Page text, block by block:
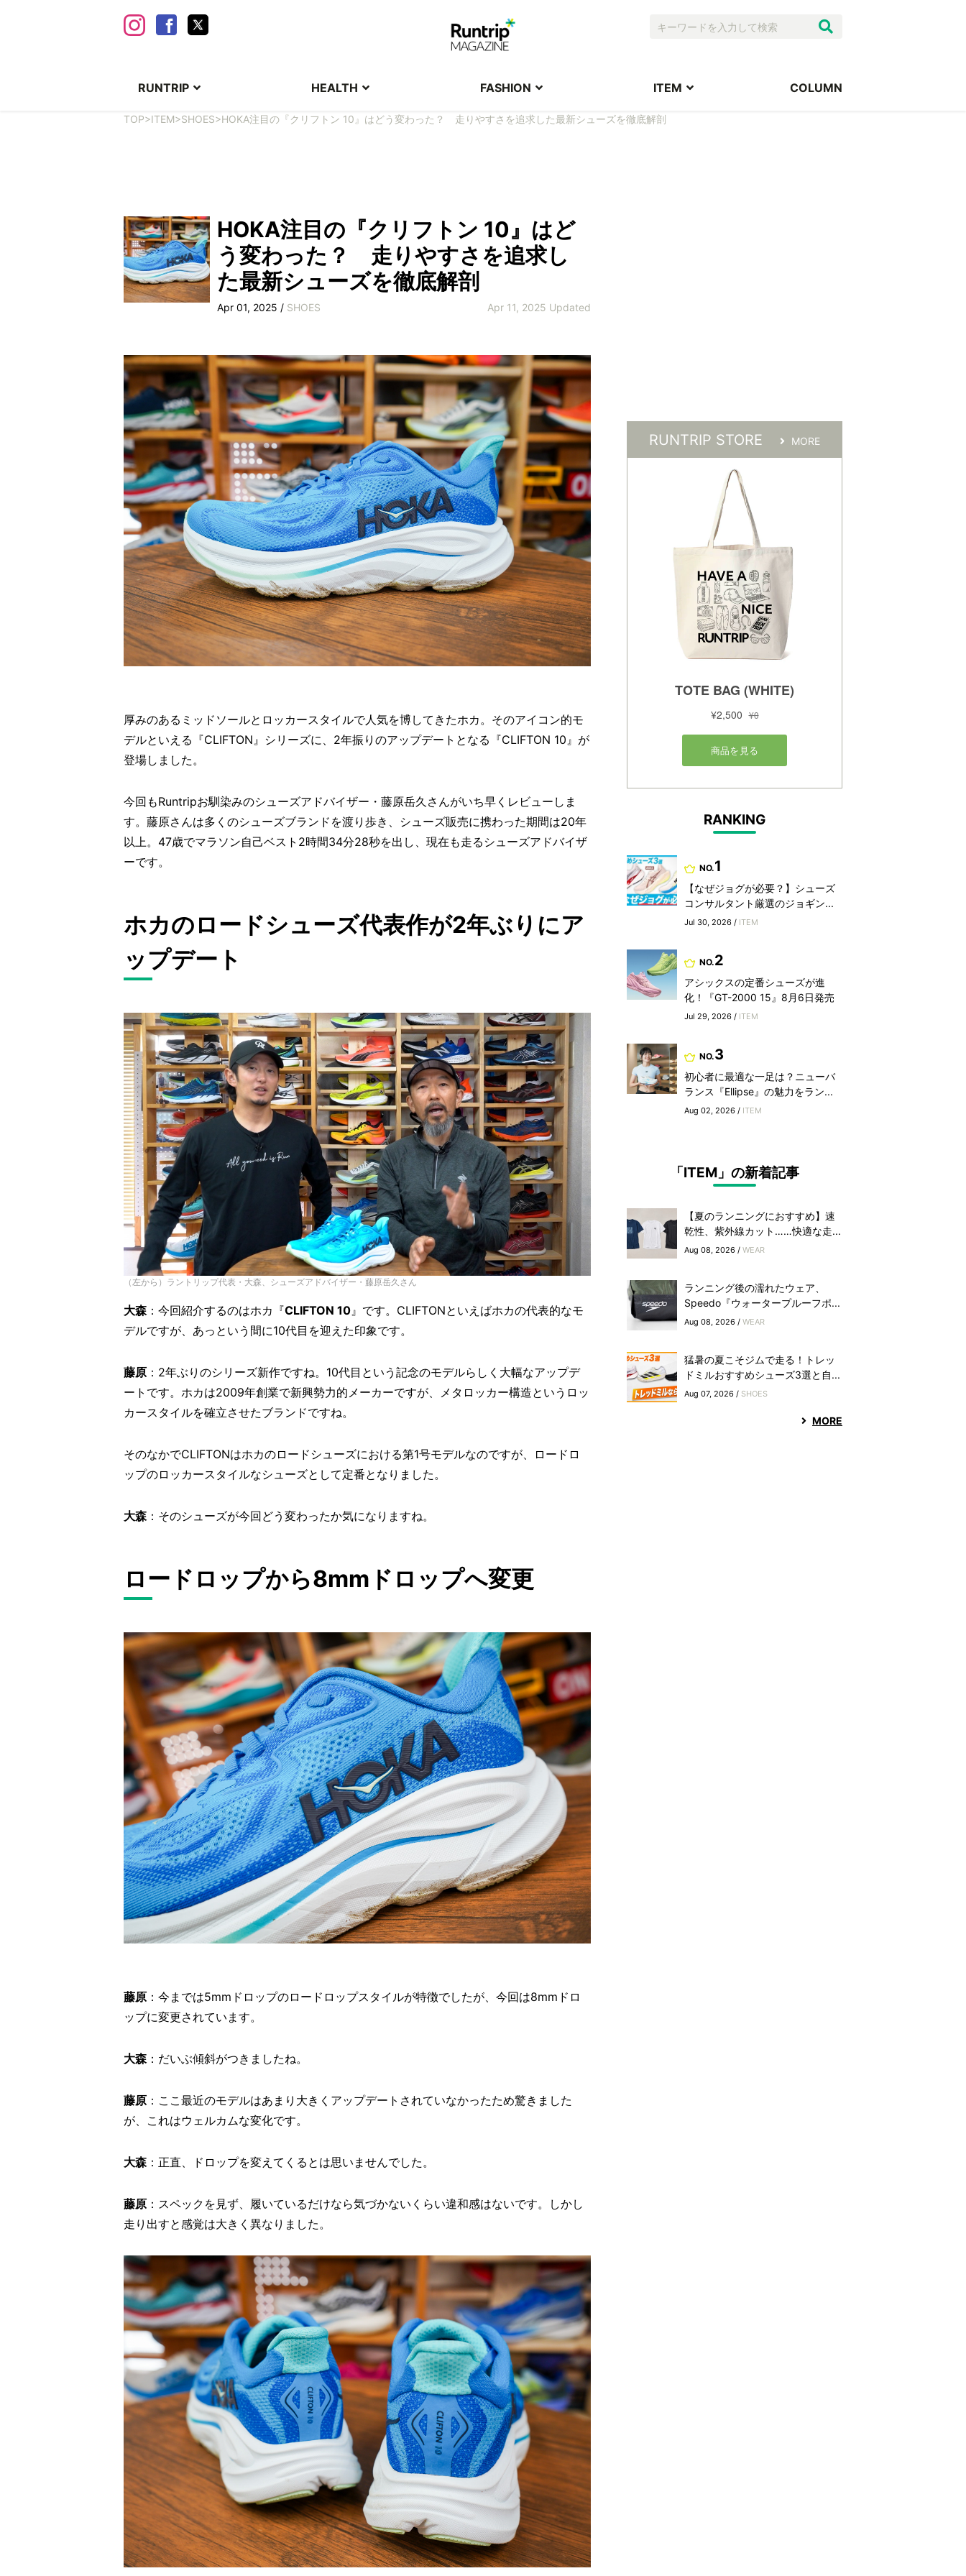
RUNTRIP HEALTH FASHION ITEM COLUMN
TOP>ITEM>SHOES>HOKA注目の『クリフトン 10』はどう変わった？ 走りやすさを追求した最新シューズを徹底解剖
HOKA注目の『クリフトン 10』はど
う変わった？ 走りやすさを追求し
た最新シューズを徹底解剖
Apr 01, 2025 / SHOES Apr 11, 2025 Updated
厚みのあるミッドソールとロッカースタイルで人気を博してきたホカ。そのアイコン的モ
デルといえる『CLIFTON』シリーズに、2年振りのアップデートとなる『CLIFTON 10』が
登場しました。
今回もRuntripお馴染みのシューズアドバイザー・藤原岳久さんがいち早くレビューしま
す。藤原さんは多くのシューズブランドを渡り歩き、シューズ販売に携わった期間は20年
以上。47歳でマラソン自己ベスト2時間34分28秒を出し、現在も走るシューズアドバイザ
ーです。
ホカのロードシューズ代表作が2年ぶりにア
ップデート
（左から）ラントリップ代表・大森、シューズアドバイザー・藤原岳久さん
大森 ：今回紹介するのはホカ『CLIFTON 10 』です。CLIFTONといえばホカの代表的なモ
デルですが、あっという間に10代目を迎えた印象です。
藤原 ：2年ぶりのシリーズ新作ですね。10代目という記念のモデルらしく大幅なアップデ
ートです。ホカは2009年創業で新興勢力的メーカーですが、メタロッカー構造というロッ
カースタイルを確立させたブランドですね。
そのなかでCLIFTONはホカのロードシューズにおける第1号モデルなのですが、ロードロ
ップのロッカースタイルなシューズとして定番となりました。
大森 ：そのシューズが今回どう変わったか気になりますね。
ロードロップから8mmドロップへ変更
藤原 ：今までは5mmドロップのロードロップスタイルが特徴でしたが、今回は8mmドロ
ップに変更されています。
大森：だいぶ傾斜がつきましたね。
藤原 ：ここ最近のモデルはあまり大きくアップデートされていなかったため驚きました
が、これはウェルカムな変化です。
大森：正直、ドロップを変えてくるとは思いませんでした。
藤原 ：スペックを見ず、履いているだけなら気づかないくらい違和感はないです。しかし
走り出すと感覚は大きく異なりました。
RUNTRIP STORE MORE
RANKING
NO.1
【なぜジョグが必要？】シューズ
コンサルタント厳選のジョギン...
Jul 30, 2026 / ITEM
NO.2
アシックスの定番シューズが進
化！『GT-2000 15』8月6日発売
Jul 29, 2026 / ITEM
NO.3
初心者に最適な一足は？ニューバ
ランス『Ellipse』の魅力をラン...
Aug 02, 2026 / ITEM
「ITEM」の新着記事
【夏のランニングにおすすめ】速
乾性、紫外線カット……快適な走...
Aug 08, 2026 / WEAR
ランニング後の濡れたウェア、
Speedo『ウォータープルーフポ...
Aug 08, 2026 / WEAR
猛暑の夏こそジムで走る！トレッ
ドミルおすすめシューズ3選と自...
Aug 07, 2026 / SHOES
MORE